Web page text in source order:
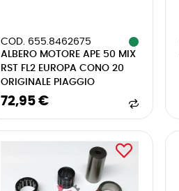
COD. 655.8462675
ALBERO MOTORE APE 50 MIX
RST FL2 EUROPA CONO 20
ORIGINALE PIAGGIO
72,95 €